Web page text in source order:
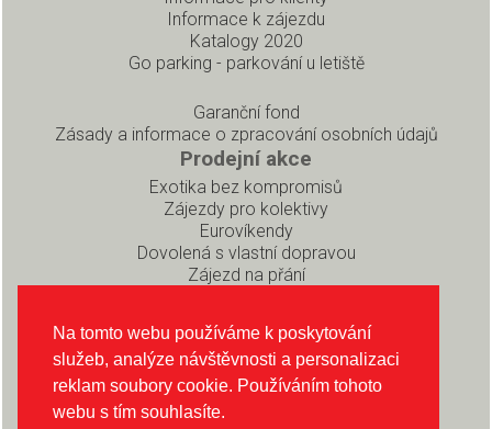
Na tomto webu používáme k poskytování
služeb, analýze návštěvnosti a personalizaci
reklam soubory cookie. Používáním tohoto
webu s tím souhlasíte.
Informace k zájezdu
Katalogy 2020
Go parking - parkování u letiště
Garanční fond
Zásady a informace o zpracování osobních údajů
Prodejní akce
Exotika bez kompromisů
Zájezdy pro kolektivy
Eurovíkendy
Dovolená s vlastní dopravou
Zájezd na přání
Rezervační systém pro prodejce
Soubory ke stažení
O CK INEX
Sledujte nás na Instagramu